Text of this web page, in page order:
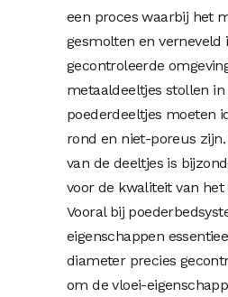
een proces waarbij het
gesmolten en verneveld
gecontroleerde
metaaldeeltjes stollen
poederdeeltjes moeten
rond en niet-poreus
van de deeltjes is
voor de kwaliteit van
Vooral bij
eigenschappen
diameter precies
om de vloei-